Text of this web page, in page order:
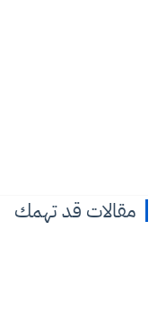
مقالات قد تهمك